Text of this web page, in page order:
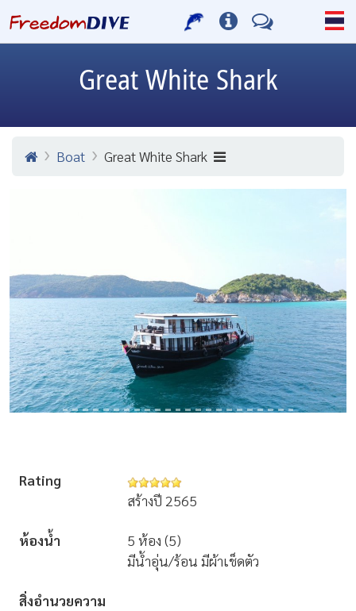
Great White Shark
Boat Great White Shark
Rating
สร้างปี 2565
ห้องน้ำ
5 ห้อง (5)
มีน้ำอุ่น/ร้อน มีผ้าเช็ดตัว
สิ่งอำนวยความ